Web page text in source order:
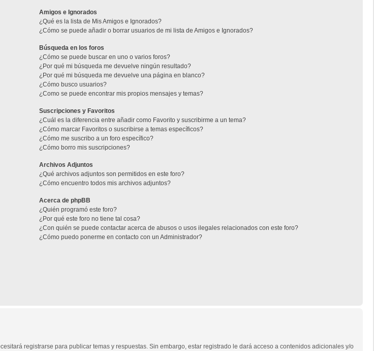
Amigos e Ignorados
¿Qué es la lista de Mis Amigos e Ignorados?
¿Cómo se puede añadir o borrar usuarios de mi lista de Amigos e Ignorados?
Búsqueda en los foros
¿Cómo se puede buscar en uno o varios foros?
¿Por qué mi búsqueda me devuelve ningún resultado?
¿Por qué mi búsqueda me devuelve una página en blanco?
¿Cómo busco usuarios?
¿Como se puede encontrar mis propios mensajes y temas?
Suscripciones y Favoritos
¿Cuál es la diferencia entre añadir como Favorito y suscribirme a un tema?
¿Cómo marcar Favoritos o suscribirse a temas específicos?
¿Cómo me suscribo a un foro específico?
¿Cómo borro mis suscripciones?
Archivos Adjuntos
¿Qué archivos adjuntos son permitidos en este foro?
¿Cómo encuentro todos mis archivos adjuntos?
Acerca de phpBB
¿Quién programó este foro?
¿Por qué este foro no tiene tal cosa?
¿Con quién se puede contactar acerca de abusos o usos ilegales relacionados con este foro?
¿Cómo puedo ponerme en contacto con un Administrador?
registrarse para publicar temas y respuestas. Sin embargo, estar registrado le dará acceso a contenidos adicionales y/o